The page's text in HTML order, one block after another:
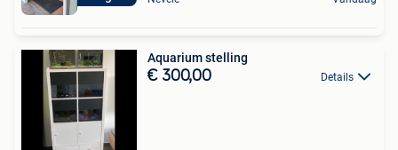
Aquarium stelling
€ 300,00 Details